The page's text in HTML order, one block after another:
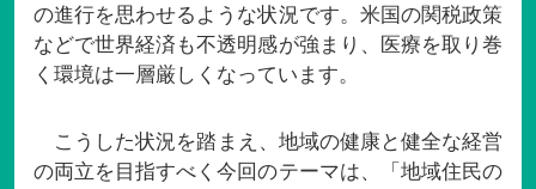
の進行を思わせるような状況です。米国の関税政策
などで世界経済も不透明感が強まり、医療を取り巻
く環境は一層厳しくなっています。
こうした状況を踏まえ、地域の健康と健全な経営
の両立を目指すべく今回のテーマは、「地域住民の